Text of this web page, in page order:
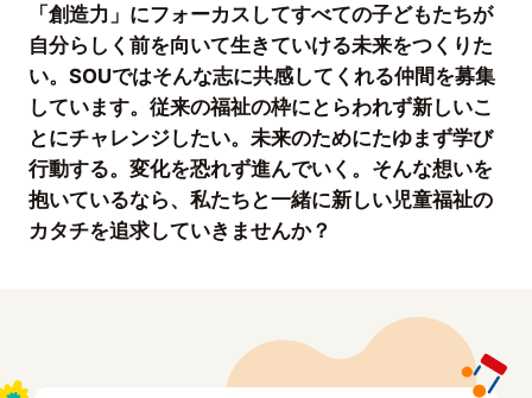
「創造力」にフォーカスしてすべての子どもたちが
自分らしく前を向いて生きていける未来をつくりた
い。SOUではそんな志に共感してくれる仲間を募集
しています。従来の福祉の枠にとらわれず新しいこ
とにチャレンジしたい。未来のためにたゆまず学び
行動する。変化を恐れず進んでいく。そんな想いを
抱いているなら、私たちと一緒に新しい児童福祉の
カタチを追求していきませんか？